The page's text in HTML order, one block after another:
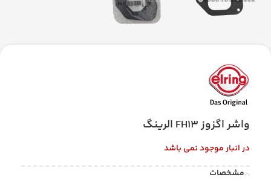
واشر اگزوز FH13 الرینگ
در انبار موجود نمی باشد
مشخصات